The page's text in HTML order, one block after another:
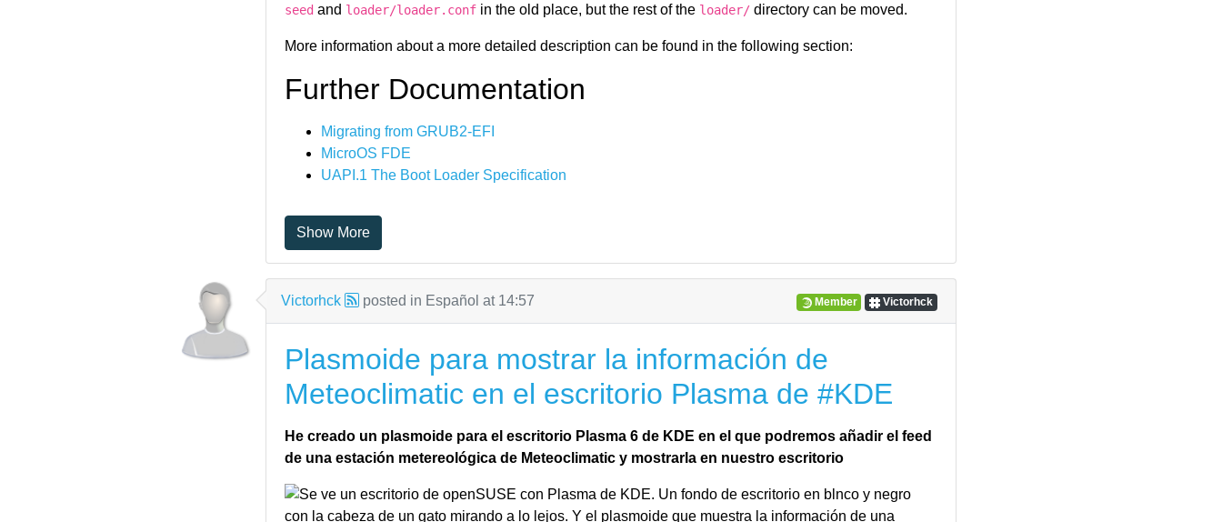
seed and loader/loader.conf in the old place, but the rest of the loader/ directory can be moved.
More information about a more detailed description can be found in the following section:
Further Documentation
Migrating from GRUB2-EFI
MicroOS FDE
UAPI.1 The Boot Loader Specification
Show More
Victorhck posted in Español at 14:57 Member Victorhck
Plasmoide para mostrar la información de
Meteoclimatic en el escritorio Plasma de #KDE
He creado un plasmoide para el escritorio Plasma 6 de KDE en el que podremos añadir el feed
de una estación metereológica de Meteoclimatic y mostrarla en nuestro escritorio